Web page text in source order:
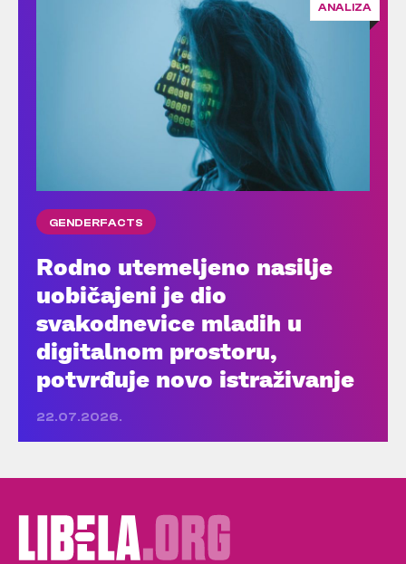
ANALIZA
GENDERFACTS
Rodno utemeljeno nasilje
uobičajeni je dio
svakodnevice mladih u
digitalnom prostoru,
potvrđuje novo istraživanje
22.07.2026.